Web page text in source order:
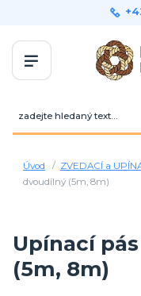
Úvod ZVEDACÍ a
dvoudílný (5m, 8m)
Upínací
(5m, 8m)